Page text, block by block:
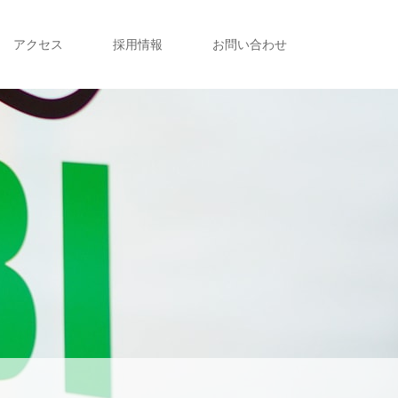
アクセス 採用情報 お問い合わせ